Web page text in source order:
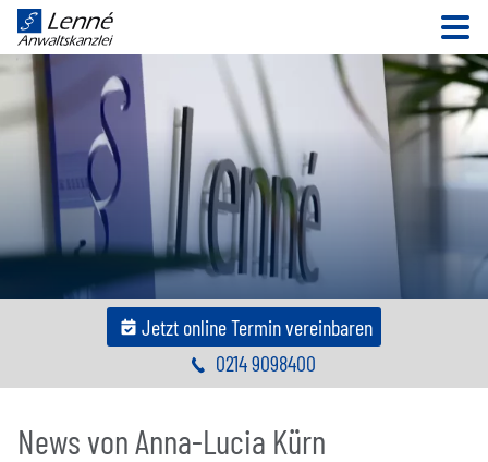
Jetzt online Termin vereinbaren
0214 9098400
News von Anna-Lucia Kürn